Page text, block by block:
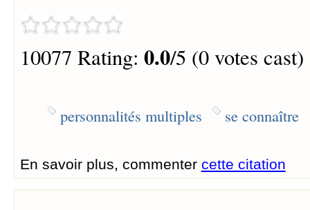
10077 Rating: 0.0/5 (0 votes cast)
personnalités multiples se connaître
En savoir plus, commenter cette citation